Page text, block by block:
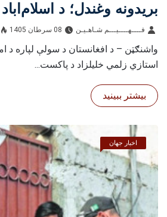
بریدونه وغندل؛ د
پوښتنې راپورته کړې
فــــهــــيـــم شـاهـیـن‎‎ 08 سرطان 1405
واشنګټن – د افغانستان د سولې لپاره د
استازي زلمي خلیلزاد د پاکست...
بیشتر ببینید
اخبار جهان